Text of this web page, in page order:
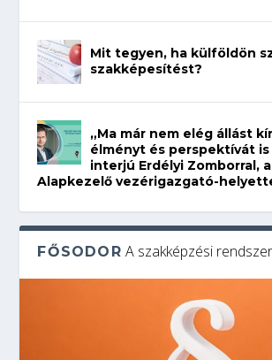
Mit tegyen, ha külföldön
szakképesítést?
„Ma már nem elég állást
élményt és perspektívát is
interjú Erdélyi Zomborral,
Alapkezelő vezérigazgató-
FŐSODOR A szakképzési